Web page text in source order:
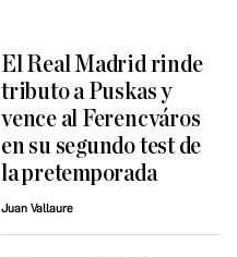
El Real Madrid rinde
tributo a Puskas y
vence al Ferencváros
en su segundo test de
la pretemporada
Juan Vallaure